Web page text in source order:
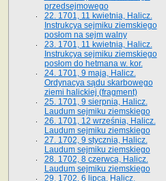
przedsejmowego
22. 1701, 11 kwietnia, Halicz.
Instrukcya sejmiku ziemskiego
posłom na sejm walny
23. 1701, 11 kwietnia, Halicz.
Instrukcya sejmiku ziemskiego
posłom do hetmana w. kor.
24. 1701, 9 maja, Halicz.
Ordynacya sądu skarbowego
ziemi halickiej (fragment)
25. 1701, 9 sierpnia, Halicz.
Laudum sejmiku ziemskiego
26. 1701, 12 września, Halicz.
Laudum sejmiku ziemskiego
27. 1702, 9 stycznia, Halicz.
Laudum sejmiku ziemskiego
28. 1702, 8 czerwca, Halicz.
Laudum sejmiku ziemskiego
29. 1702, 6 lipca, Halicz.